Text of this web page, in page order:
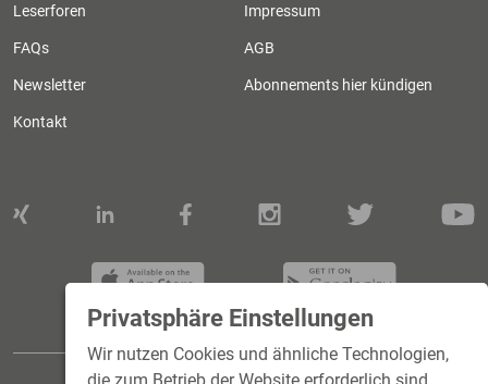
Leserforen
FAQs
Newsletter
Kontakt
Impressum
AGB
Abonnements hier kündigen
Privatsphäre Einstellungen
Wir nutzen Cookies und ähnliche Technologien,